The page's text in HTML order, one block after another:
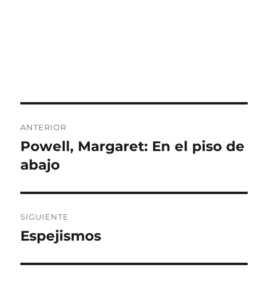
de
entradas
ANTERIOR
Entrada
anterior:
Powell, Margaret: En el piso de
abajo
SIGUIENTE
Entrada
Espejismos